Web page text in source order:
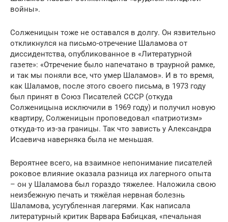
войны».
Солженицын тоже не оставался в долгу. Он язвительно
откликнулся на письмо-отречение Шаламова от
диссидентства, опубликованное в «Литературной
газете»: «Отречение было напечатано в траурной рамке,
и так мы поняли все, что умер Шаламов». И в то время,
как Шаламов, после этого своего письма, в 1973 году
был принят в Союз Писателей СССР (откуда
Солженицына исключили в 1969 году) и получил новую
квартиру, Солженицын проповедовал «патриотизм»
откуда-то из-за границы. Так что зависть у Александра
Исаевича наверняка была не меньшая.
Вероятнее всего, на взаимное непонимание писателей
роковое влияние оказала разница их лагерного опыта
– он у Шаламова был гораздо тяжелее. Наложила свою
неизбежную печать и тяжёлая нервная болезнь
Шаламова, усугубленная лагерями. Как написала
литературный критик Варвара Бабицкая, «печальная